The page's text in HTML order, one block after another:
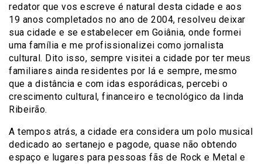
redator que vos escreve é natural desta cidade e aos
19 anos completados no ano de 2004, resolveu deixar
sua cidade e se estabelecer em Goiânia, onde formei
uma família e me profissionalizei como jornalista
cultural. Dito isso, sempre visitei a cidade por ter meus
familiares ainda residentes por lá e sempre, mesmo
que a distância e com idas esporádicas, percebi o
crescimento cultural, financeiro e tecnológico da linda
Ribeirão.
A tempos atrás, a cidade era considera um polo musical
dedicado ao sertanejo e pagode, quase não obtendo
espaço e lugares para pessoas fãs de Rock e Metal e